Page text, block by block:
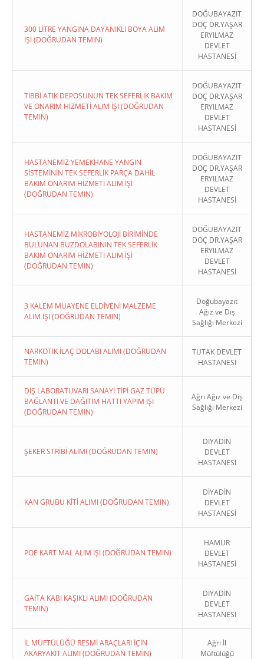
300 LİTRE YANGINA DAYANIKLI BOYA ALIM
İŞİ (DOĞRUDAN TEMIN)
DOĞUBAYAZIT
DOÇ DR.YAŞAR
ERYILMAZ
DEVLET
HASTANESİ
TIBBİ ATIK DEPOSUNUN TEK SEFERLİK BAKIM
VE ONARIM HİZMETİ ALIM İŞİ (DOĞRUDAN
TEMIN)
DOĞUBAYAZIT
DOÇ DR.YAŞAR
ERYILMAZ
DEVLET
HASTANESİ
HASTANEMİZ YEMEKHANE YANGIN
SİSTEMİNİN TEK SEFERLİK PARÇA DAHİL
BAKIM ONARIM HİZMETİ ALIM İŞİ
(DOĞRUDAN TEMIN)
DOĞUBAYAZIT
DOÇ DR.YAŞAR
ERYILMAZ
DEVLET
HASTANESİ
HASTANEMİZ MİKROBİYOLOJİ BİRİMİNDE
BULUNAN BUZDOLABININ TEK SEFERLİK
BAKIM ONARIM HİZMETİ ALIM İŞİ
(DOĞRUDAN TEMIN)
DOĞUBAYAZIT
DOÇ DR.YAŞAR
ERYILMAZ
DEVLET
HASTANESİ
3 KALEM MUAYENE ELDİVENİ MALZEME
ALIM İŞİ (DOĞRUDAN TEMIN)
Doğubayazıt
Ağız ve Diş
Sağlığı Merkezi
NARKOTIK İLAÇ DOLABI ALIMI (DOĞRUDAN
TEMIN)
TUTAK DEVLET
HASTANESİ
DİŞ LABORATUVARI SANAYİ TİPİ GAZ TÜPÜ
BAĞLANTI VE DAĞITIM HATTI YAPIM İŞİ
(DOĞRUDAN TEMIN)
Ağrı Ağız ve Diş
Sağlığı Merkezi
ŞEKER STRİBİ ALIMI (DOĞRUDAN TEMIN)
DİYADİN
DEVLET
HASTANESİ
KAN GRUBU KİTİ ALIMI (DOĞRUDAN TEMIN)
DİYADİN
DEVLET
HASTANESİ
POE KART MAL ALIM İŞİ (DOĞRUDAN TEMIN)
HAMUR
DEVLET
HASTANESİ
GAİTA KABI KAŞIKLI ALIMI (DOĞRUDAN
TEMIN)
DİYADİN
DEVLET
HASTANESİ
İL MÜFTÜLÜĞÜ RESMİ ARAÇLARI İÇİN
AKARYAKIT ALIMI (DOĞRUDAN TEMIN)
Ağrı İl
Müftülüğü